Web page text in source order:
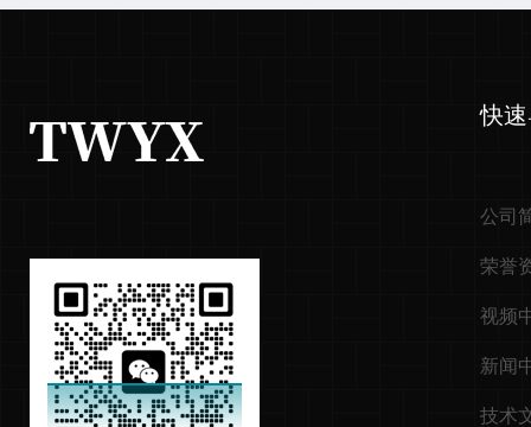
快
公司
荣誉
视频
新闻
技术